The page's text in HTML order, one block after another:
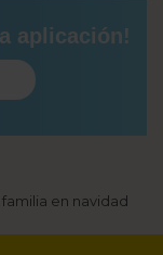
aplicación!
en navidad